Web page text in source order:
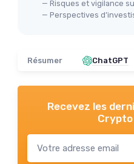
— Risques et vigilance
— Perspectives
Résumer ChatGPT
Recevez les